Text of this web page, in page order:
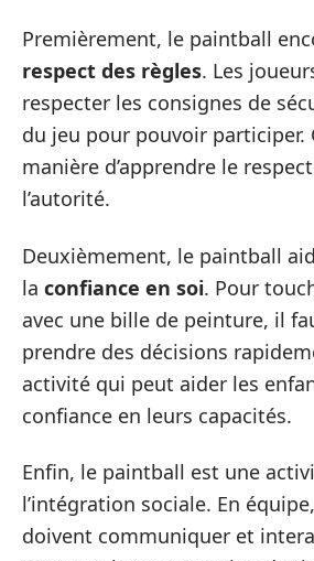
Premièrement, le paintball
respect des règles. Les
respecter les consignes de
du jeu pour pouvoir participer.
manière d’apprendre le
l’autorité.
Deuxièmement, le paintball
la confiance en soi. Pour
avec une bille de peinture, il
prendre des décisions
activité qui peut aider les
confiance en leurs capacités.
Enfin, le paintball est une
l’intégration sociale. En
doivent communiquer et